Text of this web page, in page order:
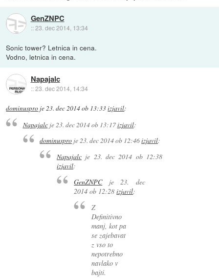
GenZNPC
::23. dec 2014, 13:34
Sonic tower? Letnica in cena.
Vodno, letnica in cena.
Napajalc
::23. dec 2014, 14:34
dominuspro je23. dec 2014 ob 13:33izjavil:
Napajalcje 23. dec 2014 ob 13:17izjavil:
dominuspro je23. dec 2014 ob 12:46izjavil:
Napajalcje 23. dec 2014 ob 12:38
izjavil:
GenZNPCje23. dec
2014 ob 12:28 izjavil:
Z
Definitivno
manj, kot pa
se zajebavat
z vso to
nepotrebno
navlako v
bajti.